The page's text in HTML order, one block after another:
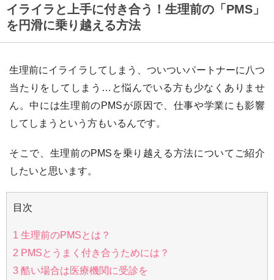
イライラと上手に付き合う！生理前の「PMS」
を円滑に乗り越える方法
生理前にイライラしてしまう、ついついパートナーに八つ
当たりをしてしまう…と悩んでいる方も少なくありませ
ん。中には生理前のPMSが原因で、仕事や学業にも影響
してしまうという方もいるんです。
そこで、生理前のPMSを乗り越える方法についてご紹介
したいと思います。
目次
1 生理前のPMSとは？
2 PMSとうまく付き合うためには？
3 酷い場合は医療機関に受診を